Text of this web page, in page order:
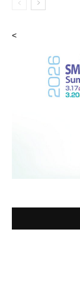
<